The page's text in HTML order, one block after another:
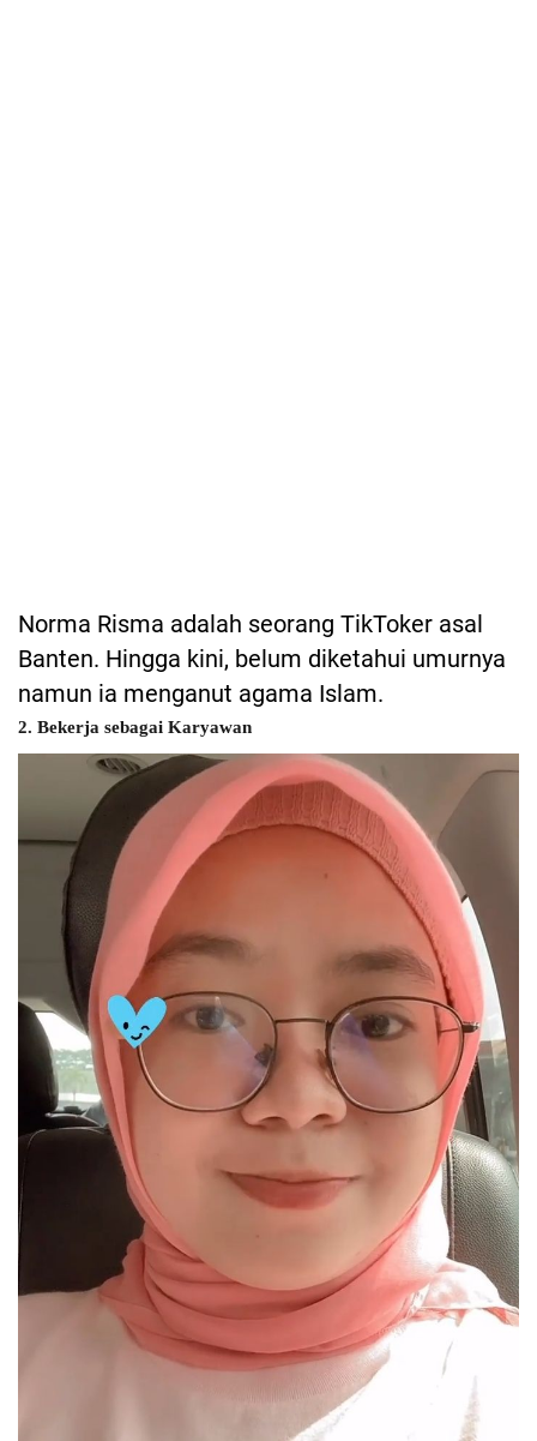
Norma Risma adalah seorang TikToker asal
Banten. Hingga kini, belum diketahui umurnya
namun ia menganut agama Islam.
2. Bekerja sebagai Karyawan